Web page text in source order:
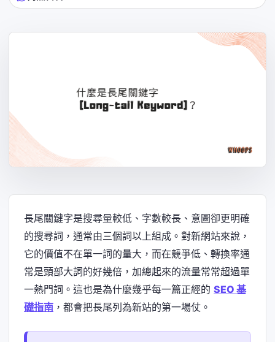
長尾關鍵字是搜尋量較低、字數較長、意圖卻更明確
的搜尋詞，通常由三個詞以上組成。對新網站來說，
它的價值不在單一詞的量大，而在競爭低、轉換率通
常是頭部大詞的好幾倍，加總起來的流量常常超過單
一熱門詞。這也是為什麼幾乎每一篇正經的 SEO 基
礎指南 ，都會把長尾列為新站的第一場仗。